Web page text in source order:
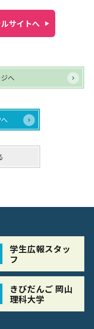
サイトへ
へ
学生広報スタッ
フ
きびだんご 岡山
理科大学